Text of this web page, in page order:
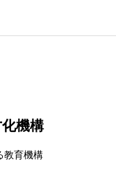
化機構
教育機構